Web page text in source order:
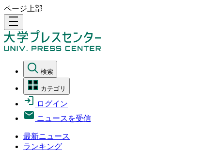
ページ上部
density_medium
検索
カテゴリ
ログイン
ニュースを受信
最新ニュース
ランキング